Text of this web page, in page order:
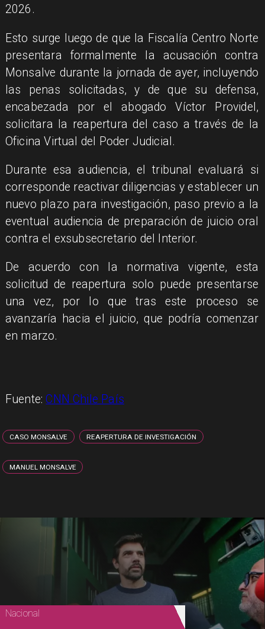
2026.
Esto surge luego de que la Fiscalía Centro Norte
presentara formalmente la acusación contra
Monsalve durante la jornada de ayer, incluyendo
las penas solicitadas, y de que su defensa,
encabezada por el abogado Víctor Providel,
solicitara la reapertura del caso a través de la
Oficina Virtual del Poder Judicial.
Durante esa audiencia, el tribunal evaluará si
corresponde reactivar diligencias y establecer un
nuevo plazo para investigación, paso previo a la
eventual audiencia de preparación de juicio oral
contra el exsubsecretario del Interior.
De acuerdo con la normativa vigente, esta
solicitud de reapertura solo puede presentarse
una vez, por lo que tras este proceso se
avanzaría hacia el juicio, que podría comenzar
en marzo.
Fuente:CNN Chile País
CASO MONSALVE REAPERTURA DE INVESTIGACIÓN
MANUEL MONSALVE
Nacional